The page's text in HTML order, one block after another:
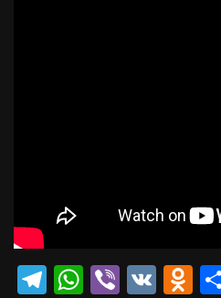
Telegram
Viber
VK